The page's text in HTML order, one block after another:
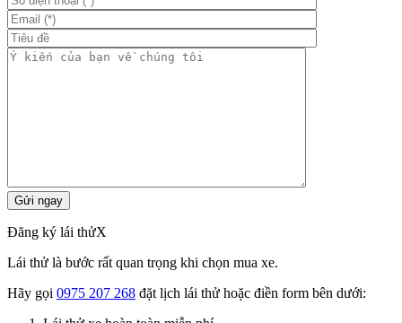
Đăng ký lái thửX
Lái thử là bước rất quan trọng khi chọn mua xe.
Hãy gọi 0975 207 268 đặt lịch lái thử hoặc điền form bên dưới: